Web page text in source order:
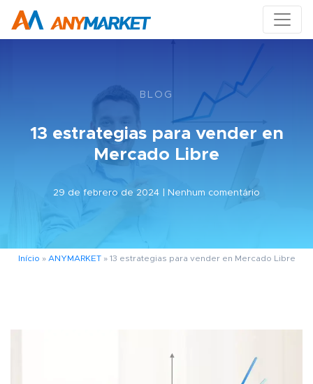
BLOG
13 estrategias para vender en
Mercado Libre
29 de febrero de 2024 | Nenhum comentário
Início » ANYMARKET» 13 estrategias para vender en Mercado Libre